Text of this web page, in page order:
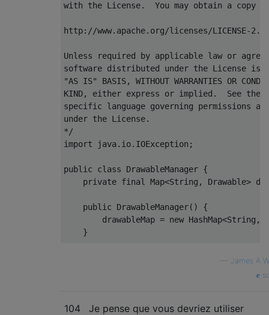
with the License.  You may obtain a copy
http://www.apache.org/licenses/LICENSE-2.0
Unless required by applicable law or
software distributed under the License is
"AS IS" BASIS, WITHOUT WARRANTIES OR
KIND, either express or implied.  See the
specific language governing permissions
under the License.
*/
import java. io. IOException ;
public class DrawableManager {
private final Map<String , Drawable>
public DrawableManager()
{
        drawableMap
= new HashMap<String ,
}
String
James A
104
Je pense que vous devriez utiliser